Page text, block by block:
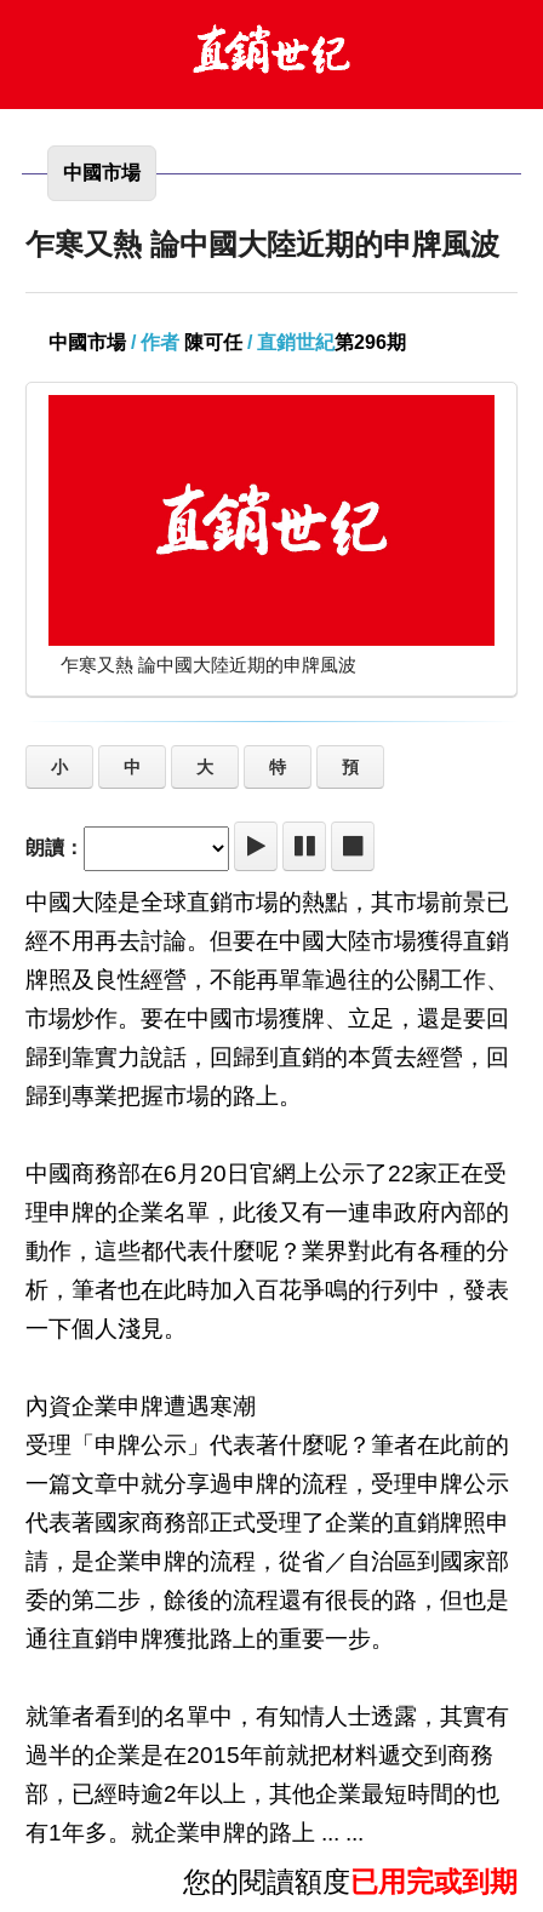
中國市場
乍寒又熱 論中國大陸近期的申牌風波
中國市場/ 作者 陳可任 / 直銷世紀第296期
乍寒又熱 論中國大陸近期的申牌風波
小 中 大 特 預
朗讀：
中國大陸是全球直銷市場的熱點，其市場前景已
經不用再去討論。但要在中國大陸市場獲得直銷
牌照及良性經營，不能再單靠過往的公關工作、
市場炒作。要在中國市場獲牌、立足，還是要回
歸到靠實力說話，回歸到直銷的本質去經營，回
歸到專業把握市場的路上。
中國商務部在6月20日官網上公示了22家正在受
理申牌的企業名單，此後又有一連串政府內部的
動作，這些都代表什麼呢？業界對此有各種的分
析，筆者也在此時加入百花爭鳴的行列中，發表
一下個人淺見。
內資企業申牌遭遇寒潮
受理「申牌公示」代表著什麼呢？筆者在此前的
一篇文章中就分享過申牌的流程，受理申牌公示
代表著國家商務部正式受理了企業的直銷牌照申
請，是企業申牌的流程，從省／自治區到國家部
委的第二步，餘後的流程還有很長的路，但也是
通往直銷申牌獲批路上的重要一步。
就筆者看到的名單中，有知情人士透露，其實有
過半的企業是在2015年前就把材料遞交到商務
部，已經時逾2年以上，其他企業最短時間的也
有1年多。就企業申牌的路上 ... ...
您的閱讀額度已用完或到期